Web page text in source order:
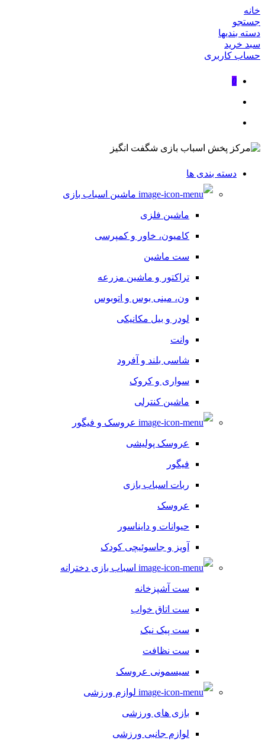
خانه
جستجو
دسته بندیها
سبد خرید
حساب کاربری
0
دسته بندی ها
ماشین اسباب بازی
ماشین فلزی
کامیون، خاور و کمپرسی
ست ماشین
تراکتور و ماشین مزرعه
ون، مینی بوس و اتوبوس
لودر و بیل مکانیکی
وانت
شاسی بلند و آفرود
سواری و کروک
ماشین کنترلی
عروسک و فیگور
عروسک پولیشی
فیگور
ربات اسباب بازی
عروسک
حیوانات و دایناسور
آویز و جاسوئیچی کودک
اسباب بازی دخترانه
ست آشپزخانه
ست اتاق خواب
ست پیک نیک
ست نظافت
سیسمونی عروسک
لوازم ورزشی
بازی های ورزشی
لوازم جانبی ورزشی